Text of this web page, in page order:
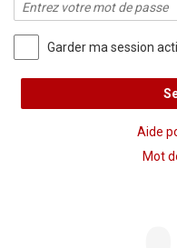
Garder ma session
Aide
Mot